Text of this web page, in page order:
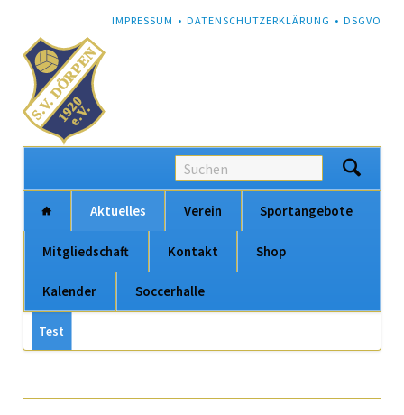
NAVIGATION
IMPRESSUM DATENSCHUTZERKLÄRUNG DSGVO
Aktuelles Verein Sportangebote
Mitgliedschaft Kontakt Shop
Kalender Soccerhalle
Navigation
überspringenüberspringen
Test